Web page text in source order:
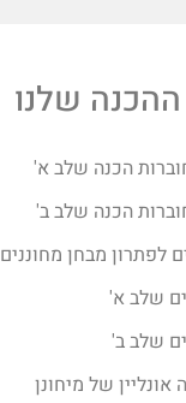
ההכנה שלנו
הכנה שלב א'
הכנה שלב ב'
לפתרון מבחן מחוננים
שלב א'
שלב ב'
אונליין של מיחונן